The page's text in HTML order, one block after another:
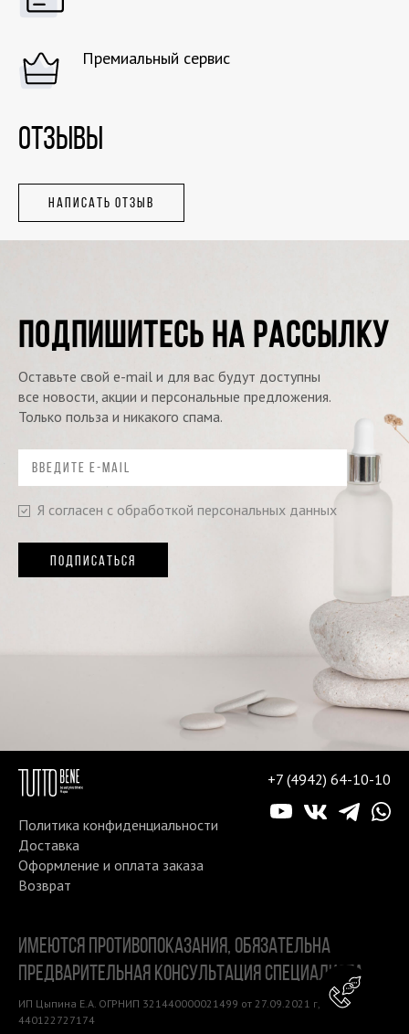
Премиальный сервис
ОТЗЫВЫ
НАПИСАТЬ ОТЗЫВ
ПОДПИШИТЕСЬ НА РАССЫЛКУ
Оставьте свой e-mail и для вас будут доступны
все новости, акции и персональные предложения.
Только польза и никакого спама.
Я согласен с обработкой персональных данных
ПОДПИСАТЬСЯ
Политика конфиденциальности
Доставка
Оформление и оплата заказа
Возврат
+7 (4942) 64-10-10
ИМЕЮТСЯ ПРОТИВОПОКАЗАНИЯ, ОБЯЗАТЕЛЬНА
ПРЕДВАРИТЕЛЬНАЯ КОНСУЛЬТАЦИЯ СПЕЦИАЛИСТА
ИП Цыпина Е.А. ОГРНИП 321440000021499 от 27.09.2021 г, ИНН
440122727174